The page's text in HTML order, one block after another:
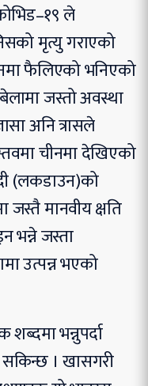
ले
मृत्यु गराएको
फैलिएको भनिएको
जस्तो अवस्था
अनि त्रासले
चीनमा देखिएको
(लकडाउन)को
जस्तै मानवीय क्षति
भन्ने जस्ता
उत्पन्न भएको
शब्दमा भन्नुपर्दा
। खासगरी